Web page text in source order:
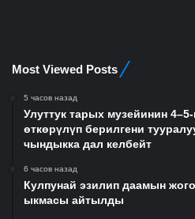
Most Viewed Posts
5 часов назад
Улуттук тарых музейинин
өткөрүлүп берилгени
чындыкка дал келбейт
6 часов назад
Кулпунай эзилип даамын
ыкмасы айтылды